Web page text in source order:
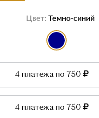
Цвет: Темно-синий
выбор цвета
4 платежа по 750
4 платежа по 750